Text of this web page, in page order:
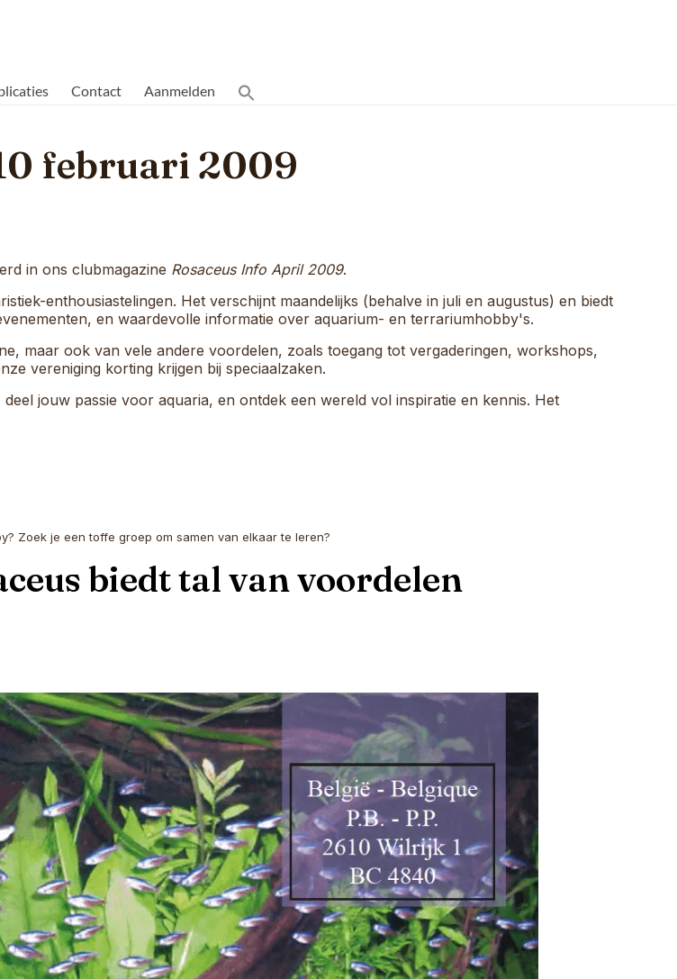
Contact Aanmelden
februari 2009
in ons clubmagazine Rosaceus Info April 2009.
enthousiastelingen. Het verschijnt maandelijks (behalve in juli en augustus) en biedt
en waardevolle informatie over aquarium- en terrariumhobby's.
maar ook van vele andere voordelen, zoals toegang tot vergaderingen, workshops,
vereniging korting krijgen bij speciaalzaken.
jouw passie voor aquaria, en ontdek een wereld vol inspiratie en kennis. Het
Zoek je een toffe groep om samen van elkaar te leren?
biedt tal van voordelen